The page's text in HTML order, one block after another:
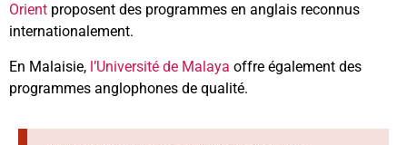
Orient proposent des programmes en anglais reconnus
internationalement.
En Malaisie, l’Université de Malaya offre également des
programmes anglophones de qualité.